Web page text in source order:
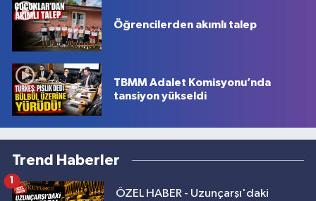
Öğrencilerden akımlı talep
TBMM Adalet Komisyonu’nda
tansiyon yükseldi
Trend Haberler
ÖZEL HABER - Uzunçarşı'daki
1